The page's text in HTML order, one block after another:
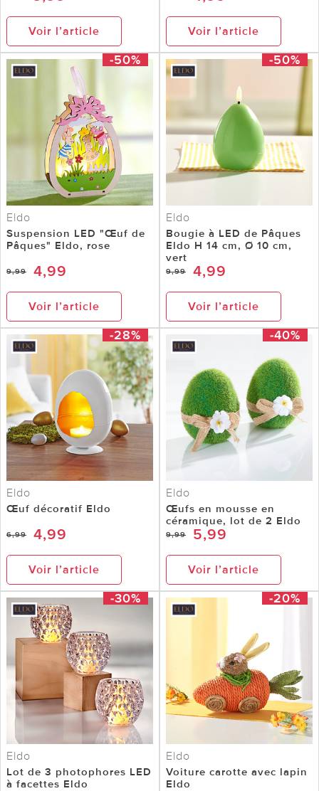
Voir l’article Voir l’article
-50%
Eldo
Suspension LED "Œuf de
Pâques" Eldo, rose
9,99 4,99
Voir l’article
-50%
Eldo
Bougie à LED de Pâques
Eldo H 14 cm, Ø 10 cm,
vert
9,99 4,99
Voir l’article
-28%
Eldo
Œuf décoratif Eldo
6,99 4,99
Voir l’article
-40%
Eldo
Œufs en mousse en
céramique, lot de 2 Eldo
9,99 5,99
Voir l’article
-30%
Eldo
Lot de 3 photophores LED
à facettes Eldo
-20%
Eldo
Voiture carotte avec lapin
Eldo